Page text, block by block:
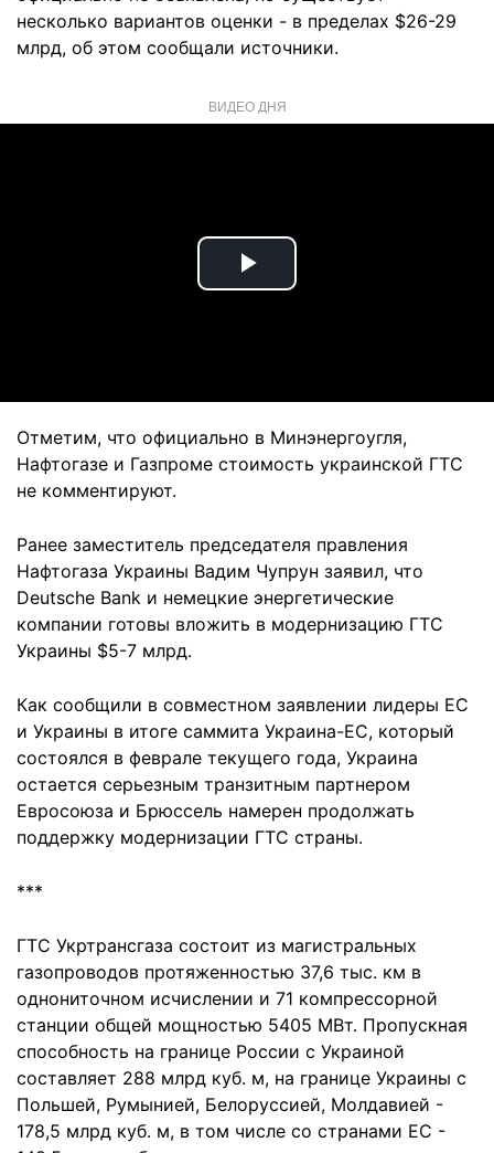
несколько вариантов оценки - в пределах $26-29
млрд, об этом сообщали источники.
ВИДЕО ДНЯ
Play
Отметим, что официально в Минэнергоугля,
Нафтогазе и Газпроме стоимость украинской ГТС
не комментируют.
Ранее заместитель председателя правления
Нафтогаза Украины Вадим Чупрун заявил, что
Deutsche Bank и немецкие энергетические
компании готовы вложить в модернизацию ГТС
Украины $5-7 млрд.
Как сообщили в совместном заявлении лидеры ЕС
и Украины в итоге саммита Украина-ЕС, который
состоялся в феврале текущего года, Украина
остается серьезным транзитным партнером
Евросоюза и Брюссель намерен продолжать
поддержку модернизации ГТС страны.
***
ГТС Укртрансгаза состоит из магистральных
газопроводов протяженностью 37,6 тыс. км в
однониточном исчислении и 71 компрессорной
станции общей мощностью 5405 МВт. Пропускная
способность на границе России с Украиной
составляет 288 млрд куб. м, на границе Украины с
Польшей, Румынией, Белоруссией, Молдавией -
178,5 млрд куб. м, в том числе со странами ЕС -